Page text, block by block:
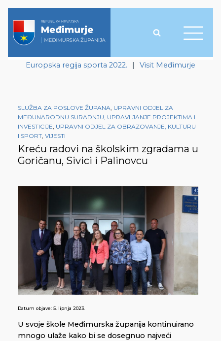
Europska regija sporta 2022. | Visit Međimurje
SLUŽBA ZA POSLOVE ŽUPANA, UPRAVNI ODJEL ZA
MEĐUNARODNU SURADNJU, UPRAVLJANJE PROJEKTIMA I
INVESTICIJE, UPRAVNI ODJEL ZA OBRAZOVANJE, KULTURU
I SPORT, VIJESTI
Kreću radovi na školskim zgradama u
Goričanu, Sivici i Palinovcu
Datum objave: 5. lipnja 2023.
U svoje škole Međimurska županija kontinuirano
mnogo ulaže kako bi se dosegnuo najveći